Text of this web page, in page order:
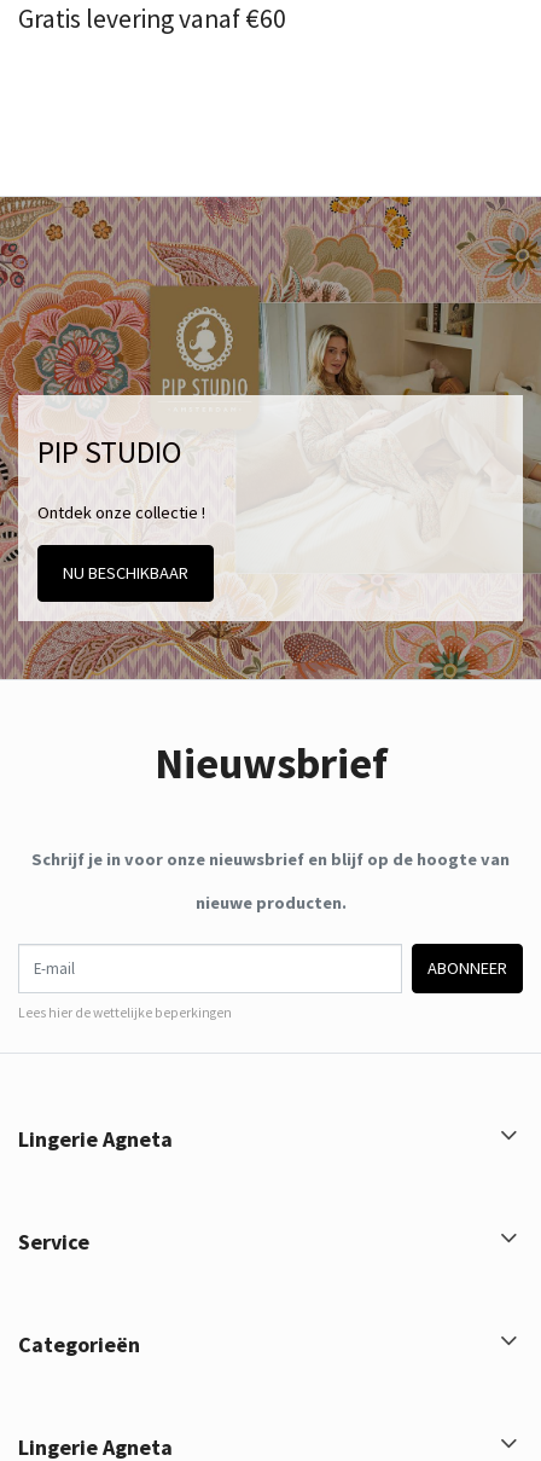
Gratis levering vanaf €60
PIP STUDIO
Ontdek onze collectie !
NU BESCHIKBAAR
Nieuwsbrief
Schrijf je in voor onze nieuwsbrief en blijf op de hoogte van
nieuwe producten.
ABONNEER
Lees hier de wettelijke beperkingen
Lingerie Agneta
Service
Categorieën
Lingerie Agneta